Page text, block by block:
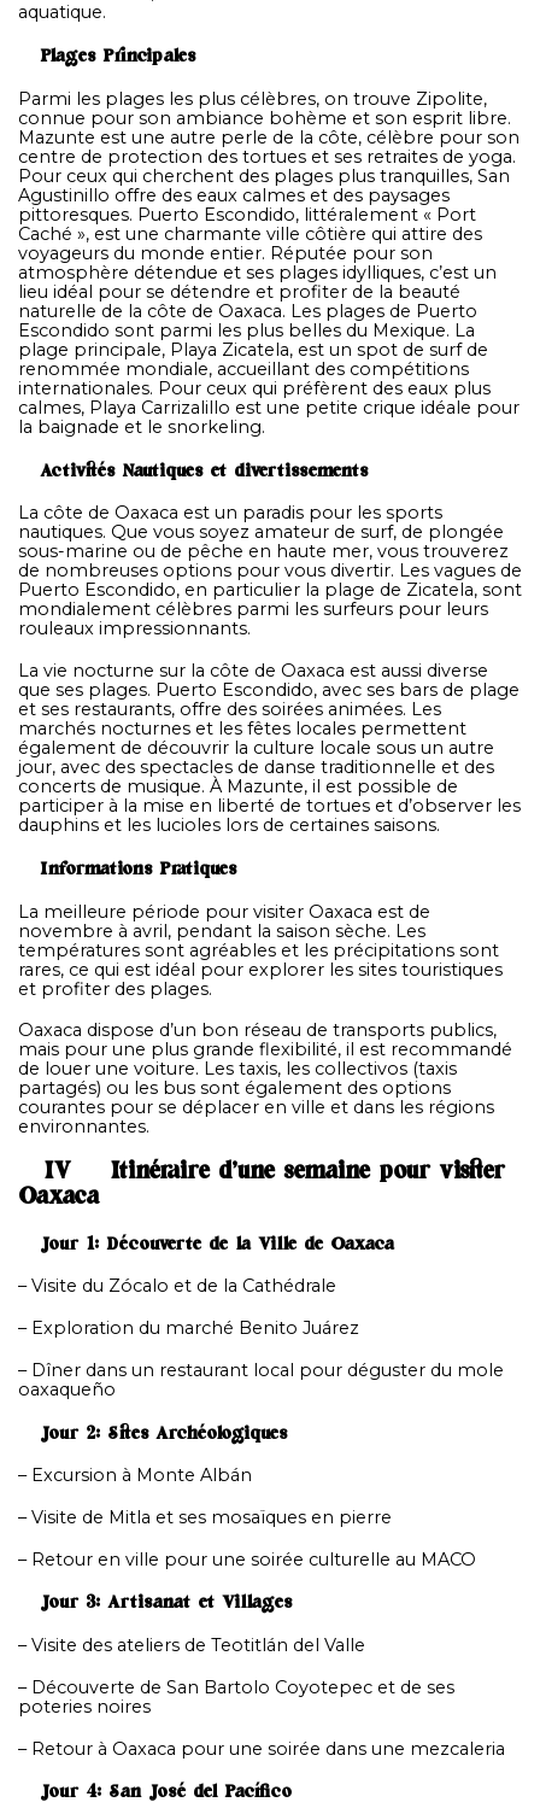
aquatique.
Plages Principales
Parmi les plages les plus célèbres, on trouve Zipolite,
connue pour son ambiance bohème et son esprit libre.
Mazunte est une autre perle de la côte, célèbre pour son
centre de protection des tortues et ses retraites de yoga.
Pour ceux qui cherchent des plages plus tranquilles, San
Agustinillo offre des eaux calmes et des paysages
pittoresques. Puerto Escondido, littéralement « Port
Caché », est une charmante ville côtière qui attire des
voyageurs du monde entier. Réputée pour son
atmosphère détendue et ses plages idylliques, c’est un
lieu idéal pour se détendre et profiter de la beauté
naturelle de la côte de Oaxaca. Les plages de Puerto
Escondido sont parmi les plus belles du Mexique. La
plage principale, Playa Zicatela, est un spot de surf de
renommée mondiale, accueillant des compétitions
internationales. Pour ceux qui préfèrent des eaux plus
calmes, Playa Carrizalillo est une petite crique idéale pour
la baignade et le snorkeling.
Activités Nautiques et divertissements
La côte de Oaxaca est un paradis pour les sports
nautiques. Que vous soyez amateur de surf, de plongée
sous-marine ou de pêche en haute mer, vous trouverez
de nombreuses options pour vous divertir. Les vagues de
Puerto Escondido, en particulier la plage de Zicatela, sont
mondialement célèbres parmi les surfeurs pour leurs
rouleaux impressionnants.
La vie nocturne sur la côte de Oaxaca est aussi diverse
que ses plages. Puerto Escondido, avec ses bars de plage
et ses restaurants, offre des soirées animées. Les
marchés nocturnes et les fêtes locales permettent
également de découvrir la culture locale sous un autre
jour, avec des spectacles de danse traditionnelle et des
concerts de musique. À Mazunte, il est possible de
participer à la mise en liberté de tortues et d’observer les
dauphins et les lucioles lors de certaines saisons.
Informations Pratiques
La meilleure période pour visiter Oaxaca est de
novembre à avril, pendant la saison sèche. Les
températures sont agréables et les précipitations sont
rares, ce qui est idéal pour explorer les sites touristiques
et profiter des plages.
Oaxaca dispose d’un bon réseau de transports publics,
mais pour une plus grande flexibilité, il est recommandé
de louer une voiture. Les taxis, les collectivos (taxis
partagés) ou les bus sont également des options
courantes pour se déplacer en ville et dans les régions
environnantes.
IV – Itinéraire d’une semaine pour visiter
Oaxaca
Jour 1: Découverte de la Ville de Oaxaca
– Visite du Zócalo et de la Cathédrale
– Exploration du marché Benito Juárez
– Dîner dans un restaurant local pour déguster du mole
oaxaqueño
Jour 2: Sites Archéologiques
– Excursion à Monte Albán
– Visite de Mitla et ses mosaïques en pierre
– Retour en ville pour une soirée culturelle au MACO
Jour 3: Artisanat et Villages
– Visite des ateliers de Teotitlán del Valle
– Découverte de San Bartolo Coyotepec et de ses
poteries noires
– Retour à Oaxaca pour une soirée dans une mezcaleria
Jour 4: San José del Pacífico